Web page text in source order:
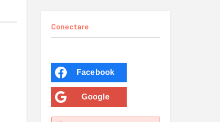
Conectare
Facebook
Google